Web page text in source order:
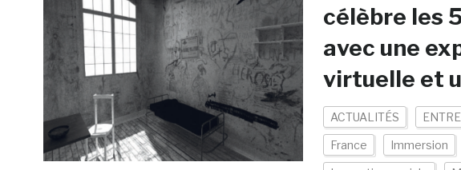
célèbre les
avec une
virtuelle et
ACTUALITÉS
France Immersion